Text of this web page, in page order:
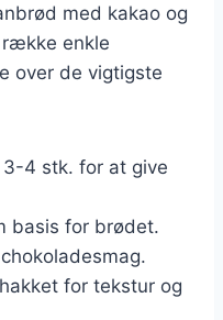
med kakao og
enkle
over de vigtigste
3-4 stk. for at give
basis for brødet.
for tekstur og